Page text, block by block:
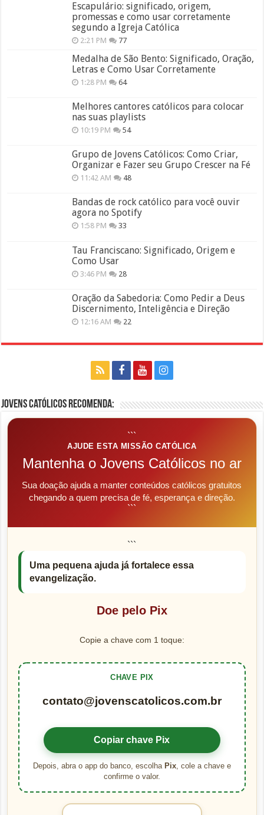
Escapulário: significado, origem,
promessas e como usar corretamente
segundo a Igreja Católica
2:21 PM 77
Medalha de São Bento: Significado, Oração,
Letras e Como Usar Corretamente
1:28 PM 64
Melhores cantores católicos para colocar
nas suas playlists
10:19 PM 54
Grupo de Jovens Católicos: Como Criar,
Organizar e Fazer seu Grupo Crescer na Fé
11:42 AM 48
Bandas de rock católico para você ouvir
agora no Spotify
1:58 PM 33
Tau Franciscano: Significado, Origem e
Como Usar
3:46 PM 28
Oração da Sabedoria: Como Pedir a Deus
Discernimento, Inteligência e Direção
12:16 AM 22
Jovens Católicos Recomenda:
```
AJUDE ESTA MISSÃO CATÓLICA
Mantenha o Jovens Católicos no ar
Sua doação ajuda a manter conteúdos católicos gratuitos
chegando a quem precisa de fé, esperança e direção.
```
```
Uma pequena ajuda já fortalece essa
evangelização.
Doe pelo Pix
Copie a chave com 1 toque:
CHAVE PIX
contato@jovenscatolicos.com.br
Copiar chave Pix
Depois, abra o app do banco, escolha Pix, cole a chave e
confirme o valor.